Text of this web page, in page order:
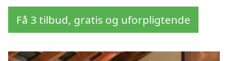
Få 3 tilbud, gratis og uforpligtende